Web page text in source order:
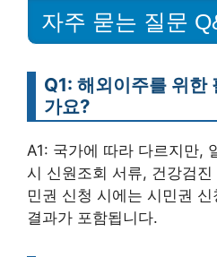
자주 묻는 질문
Q1: 해외이주를 위한
가요?
A1: 국가에 따라 다르지만,
시 신원조회 서류, 건강검
민권 신청 시에는 시민권
결과가 포함됩니다.